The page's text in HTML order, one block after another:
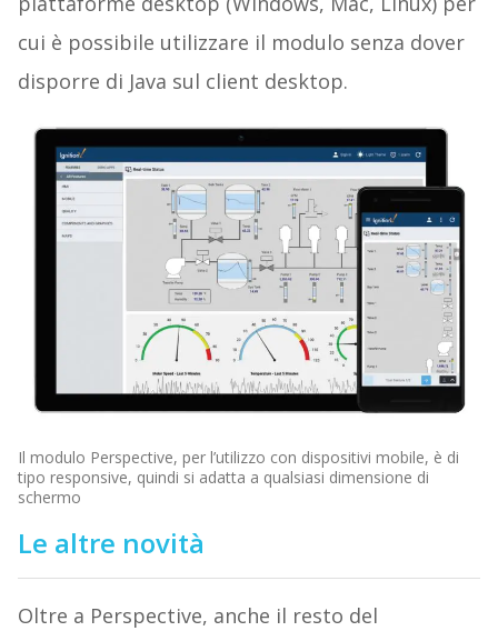
cui è possibile utilizzare il modulo senza dover
disporre di Java sul client desktop.
Il modulo Perspective, per l’utilizzo con dispositivi mobile, è di
tipo responsive, quindi si adatta a qualsiasi dimensione di
schermo
Le altre novità
Oltre a Perspective, anche il resto del